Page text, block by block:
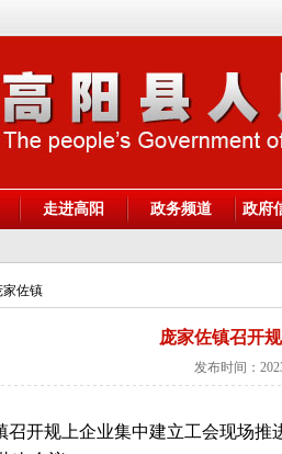
走进高阳 政务频道 政府
家佐镇
庞家佐镇召开
发布时间：
召开规上企业集中建立工会现场